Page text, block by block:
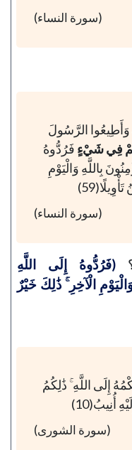
(سورة النساء)
وَأَطِيعُوا الرَّسُولَ
فِي شَيْءٍ فَرُدُّوهُ
بِاللَّهِ وَالْيَوْمِ
(سورة النساء)
(فَرُدُّوهُ إِلَى اللَّهِ
الْآخِرِ ۚ ذَٰلِكَ خَيْرٌ
إِلَى اللَّهِ ۚ ذَٰلِكُمُ
أُنِيبُ(10)
(سورة الشورى)